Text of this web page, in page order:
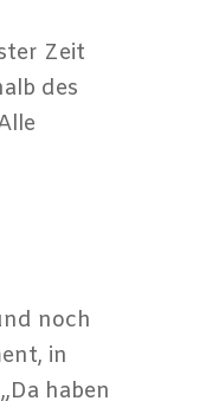
Zeit
des
noch
in
haben